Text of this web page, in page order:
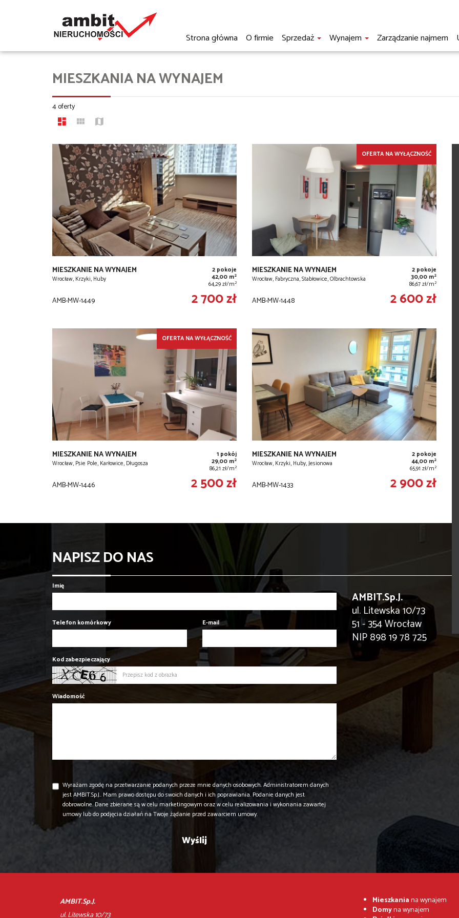
Strona główna O firmie Sprzedaż Wynajem Zarządzanie najmem
MIESZKANIA NA WYNAJEM
4 oferty
MIESZKANIE NA WYNAJEM
Wrocław, Krzyki, Huby
2 pokoje
42,00 m2
64,29 zł/m2
AMB-MW-1449 2 700 zł
OFERTA NA WYŁĄCZNOŚĆ
MIESZKANIE NA WYNAJEM
Wrocław, Fabryczna, Stabłowice, Olbrachtowska
2 pokoje
30,00 m2
86,67 zł/m2
AMB-MW-1448 2 600 zł
OFERTA NA WYŁĄCZNOŚĆ
MIESZKANIE NA WYNAJEM
Wrocław, Psie Pole, Karłowice, Długosza
1 pokój
29,00 m2
86,21 zł/m2
AMB-MW-1446 2 500 zł
MIESZKANIE NA WYNAJEM
Wrocław, Krzyki, Huby, Jesionowa
2 pokoje
44,00 m2
65,91 zł/m2
AMB-MW-1433 2 900 zł
NAPISZ DO NAS
Imię
Telefon komórkowy E-mail
Kod zabezpieczający
Wiadomość
Wyrażam zgodę na przetwarzanie podanych przeze mnie danych osobowych. Administratorem danych
jest AMBIT.Sp.J.. Mam prawo dostępu do swoich danych i ich poprawiania. Podanie danych jest
dobrowolne. Dane zbierane są w celu marketingowym oraz w celu realizowania i wykonania zawartej
umowy lub do podjęcia działań na Twoje żądanie przed zawarciem umowy.
AMBIT.Sp.J.
ul. Litewska 10/73
51 - 354 Wrocław
NIP 898 19 78 725
AMBIT.Sp.J.
ul. Litewska 10/73
Mieszkaniana wynajem
Domyna wynajem